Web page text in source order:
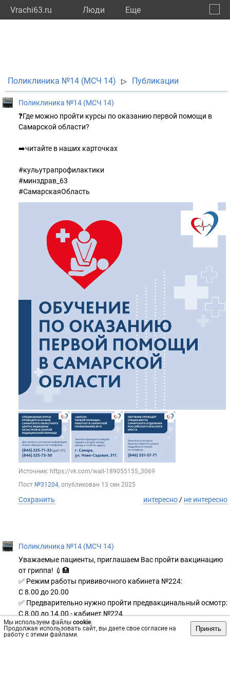
Vrachi63.ru Люди Eще
Мы используем файлы cookie.
Продолжая использовать сайт, вы даете свое согласие на
работу с этими файлами.
Принять
Поликлиника №14 (МСЧ 14) ▷ Публикации
Поликлиника №14 (МСЧ 14)
❓Где можно пройти курсы по оказанию первой помощи в
Самарской области?
➡️читайте в наших карточках
#кульутрапрофилактики
#минздрав_63
#СамарскаяОбласть
Источник: https://vk.com/wall-189055155_3069
Пост №31204, опубликован 13 сен 2025
Сохранить интересно / не интересно
Поликлиника №14 (МСЧ 14)
Уважаемые пациенты, приглашаем Вас пройти вакцинацию
от гриппа! 💉🏥
✅ Режим работы прививочного кабинета №224:
С 8.00 до 20.00
✅ Предварительно нужно пройти предвакцинальный осмотр:
С 8.00 до 14.00 - кабинет №224
С 14.00 до 20.00 - кабинет №209